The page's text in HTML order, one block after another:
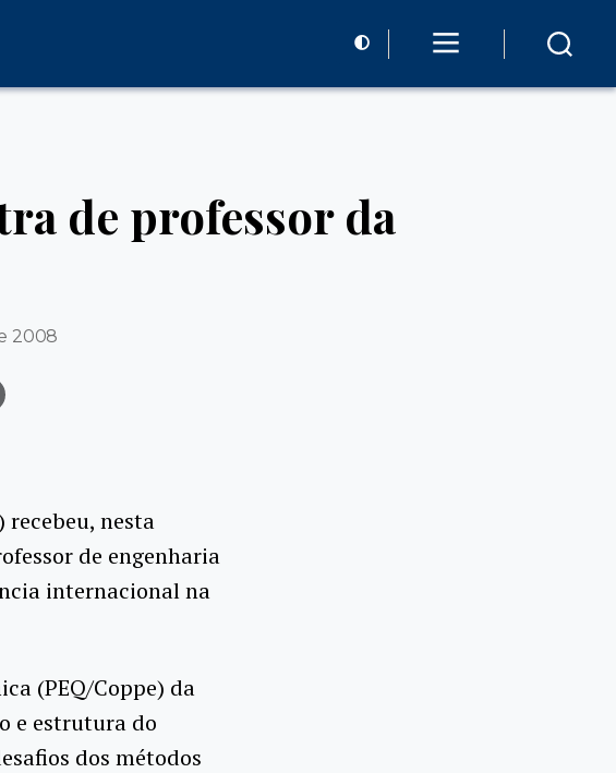
de professor da
2008
recebeu, nesta
de engenharia
internacional na
(PEQ/Coppe) da
e estrutura do
dos métodos